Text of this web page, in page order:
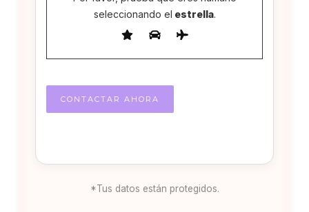
seleccionando el estrella.
*Tus datos están protegidos.